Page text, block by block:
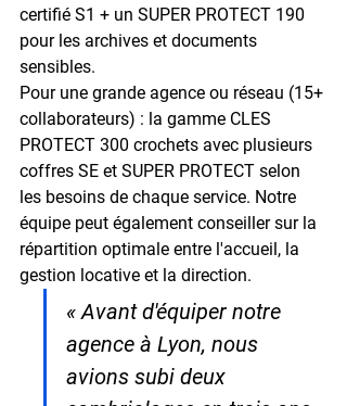
certifié S1 + un SUPER PROTECT 190
pour les archives et documents
sensibles.
Pour une grande agence ou réseau (15+
collaborateurs) : la gamme CLES
PROTECT 300 crochets avec plusieurs
coffres SE et SUPER PROTECT selon
les besoins de chaque service. Notre
équipe peut également conseiller sur la
répartition optimale entre l'accueil, la
gestion locative et la direction.
« Avant d'équiper notre
agence à Lyon, nous
avions subi deux